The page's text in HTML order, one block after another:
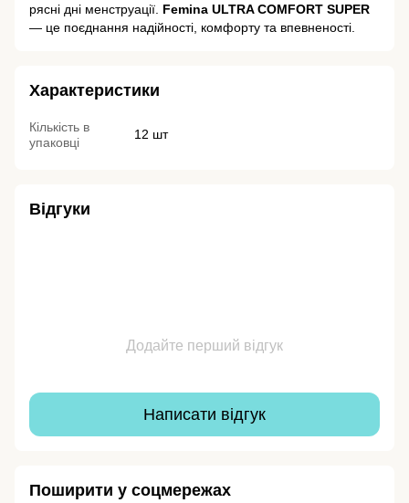
рясні дні менструації. Femina ULTRA COMFORT SUPER
— це поєднання надійності, комфорту та впевненості.
Характеристики
Кількість в
упаковці
12 шт
Відгуки
Додайте перший відгук
Написати відгук
Поширити у соцмережах